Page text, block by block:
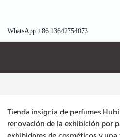
WhatsApp:+86 13642754073
Tienda insignia de perfumes
renovación de la exhibición por